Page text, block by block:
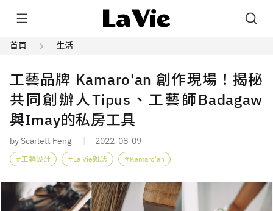
首頁 生活
工藝品牌 Kamaro'an 創作現場！揭秘
共同創辦人Tipus、工藝師Badagaw
與Imay的私房工具
by Scarlett Feng 2022-08-09
工藝設計 La Vie雜誌 Kamaro'an